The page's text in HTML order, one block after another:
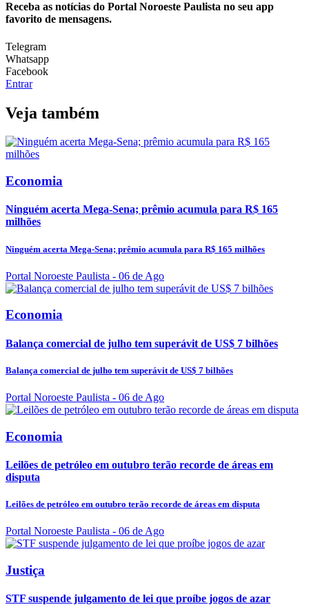
Receba as notícias do Portal Noroeste Paulista no seu app
favorito de mensagens.
Telegram
Whatsapp
Facebook
Entrar
Veja também
Economia
Ninguém acerta Mega-Sena; prêmio acumula para R$ 165
milhões
Ninguém acerta Mega-Sena; prêmio acumula para R$ 165 milhões
Portal Noroeste Paulista - 06 de Ago
Economia
Balança comercial de julho tem superávit de US$ 7 bilhões
Balança comercial de julho tem superávit de US$ 7 bilhões
Portal Noroeste Paulista - 06 de Ago
Economia
Leilões de petróleo em outubro terão recorde de áreas em
disputa
Leilões de petróleo em outubro terão recorde de áreas em disputa
Portal Noroeste Paulista - 06 de Ago
Justiça
STF suspende julgamento de lei que proíbe jogos de azar